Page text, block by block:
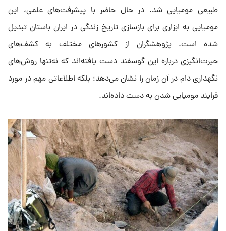
طبیعی مومیایی شد. در حال حاضر با پیشرفت‌های علمی، این
مومیایی به ابزاری برای بازسازی تاریخ زندگی در ایران باستان تبدیل
شده است. پژوهشگران از کشورهای مختلف به کشف‌های
حیرت‌انگیزی درباره این گوسفند دست یافته‌اند که نه‌تنها روش‌های
نگهداری دام در آن زمان را نشان می‌دهد؛ بلکه اطلاعاتی مهم در مورد
فرایند مومیایی شدن به دست داده‌اند.